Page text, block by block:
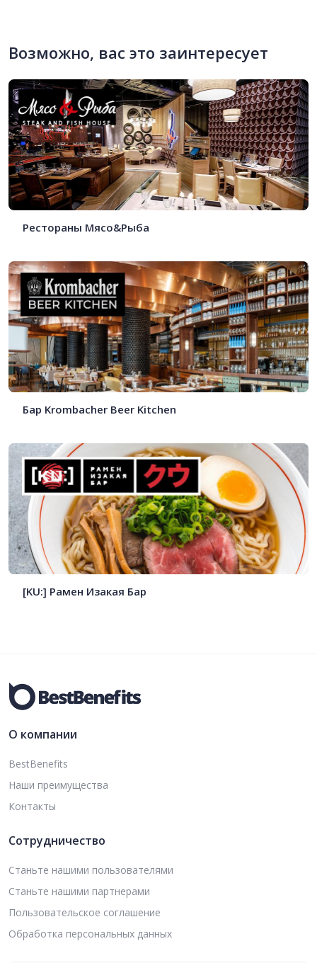
Возможно, вас это заинтересует
Рестораны Мясо&Рыба
Бар Krombacher Beer Kitchen
[KU:] Рамен Изакая Бар
О компании
BestBenefits
Наши преимущества
Контакты
Сотрудничество
Станьте нашими пользователями
Станьте нашими партнерами
Пользовательское соглашение
Обработка персональных данных